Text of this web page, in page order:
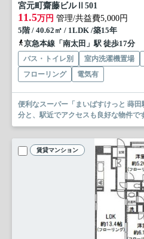
宮元町齋藤ビルⅡ 501
11.5万円 管理/共益費5,000円
5階 / 40.62㎡ / 1LDK /築15年
京急本線「南太田」駅 徒歩17分
バス・トイレ別 室内洗濯機置場
フローリング
電気有
便利なスーパー「まいばすけっと 蒔田
分と、駅近でアクセスも良好な物件で
賃貸マンション